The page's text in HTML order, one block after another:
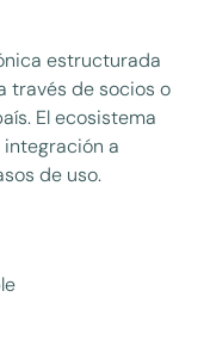
estructurada
través de socios o
El ecosistema
integración a
de uso.